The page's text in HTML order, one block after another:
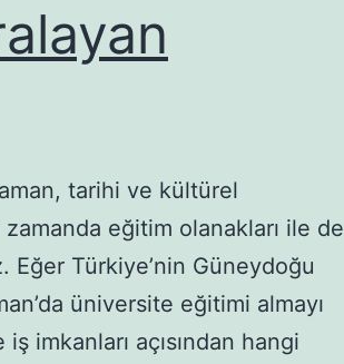
tarihi ve kültürel
eğitim olanakları ile de
Eğer Türkiye’nin Güneydoğu
üniversite eğitimi almayı
imkanları açısından hangi